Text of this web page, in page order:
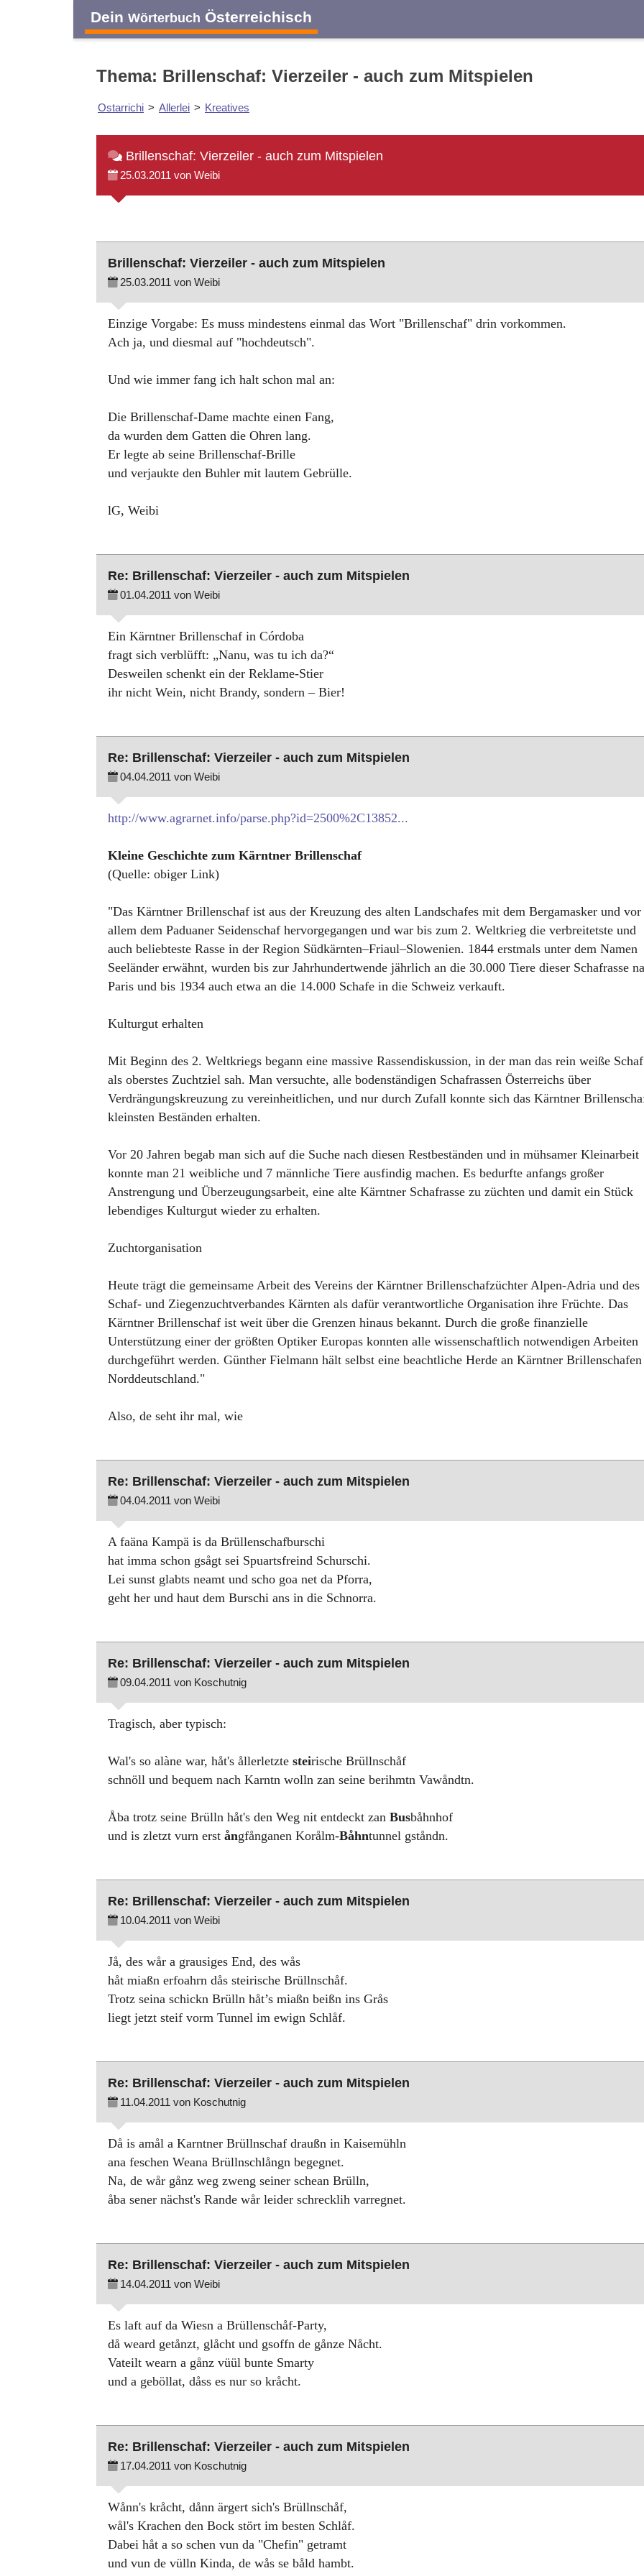
Dein Wörterbuch Österreichisch
Thema: Brillenschaf: Vierzeiler - auch zum Mitspielen
Ostarrichi > Allerlei > Kreatives
Brillenschaf: Vierzeiler - auch zum Mitspielen
25.03.2011 von Weibi
Brillenschaf: Vierzeiler - auch zum Mitspielen
25.03.2011 von Weibi
Einzige Vorgabe: Es muss mindestens einmal das Wort "Brillenschaf" drin vorkommen.
Ach ja, und diesmal auf "hochdeutsch".
Und wie immer fang ich halt schon mal an:
Die Brillenschaf-Dame machte einen Fang,
da wurden dem Gatten die Ohren lang.
Er legte ab seine Brillenschaf-Brille
und verjaukte den Buhler mit lautem Gebrülle.
lG, Weibi
Re: Brillenschaf: Vierzeiler - auch zum Mitspielen
01.04.2011 von Weibi
Ein Kärntner Brillenschaf in Córdoba
fragt sich verblüfft: „Nanu, was tu ich da?“
Desweilen schenkt ein der Reklame-Stier
ihr nicht Wein, nicht Brandy, sondern – Bier!
Re: Brillenschaf: Vierzeiler - auch zum Mitspielen
04.04.2011 von Weibi
http://www.agrarnet.info/parse.php?id=2500%2C13852...
Kleine Geschichte zum Kärntner Brillenschaf
(Quelle: obiger Link)
"Das Kärntner Brillenschaf ist aus der Kreuzung des alten Landschafes mit dem Bergamasker und vor
allem dem Paduaner Seidenschaf hervorgegangen und war bis zum 2. Weltkrieg die verbreitetste und
auch beliebteste Rasse in der Region Südkärnten–Friaul–Slowenien. 1844 erstmals unter dem Namen
Seeländer erwähnt, wurden bis zur Jahrhundertwende jährlich an die 30.000 Tiere dieser Schafrasse
Paris und bis 1934 auch etwa an die 14.000 Schafe in die Schweiz verkauft.
Kulturgut erhalten
Mit Beginn des 2. Weltkriegs begann eine massive Rassendiskussion, in der man das rein weiße Schaf
als oberstes Zuchtziel sah. Man versuchte, alle bodenständigen Schafrassen Österreichs über
Verdrängungskreuzung zu vereinheitlichen, und nur durch Zufall konnte sich das Kärntner
kleinsten Beständen erhalten.
Vor 20 Jahren begab man sich auf die Suche nach diesen Restbeständen und in mühsamer Kleinarbeit
konnte man 21 weibliche und 7 männliche Tiere ausfindig machen. Es bedurfte anfangs großer
Anstrengung und Überzeugungsarbeit, eine alte Kärntner Schafrasse zu züchten und damit ein Stück
lebendiges Kulturgut wieder zu erhalten.
Zuchtorganisation
Heute trägt die gemeinsame Arbeit des Vereins der Kärntner Brillenschafzüchter Alpen-Adria und des
Schaf- und Ziegenzuchtverbandes Kärnten als dafür verantwortliche Organisation ihre Früchte. Das
Kärntner Brillenschaf ist weit über die Grenzen hinaus bekannt. Durch die große finanzielle
Unterstützung einer der größten Optiker Europas konnten alle wissenschaftlich notwendigen Arbeiten
durchgeführt werden. Günther Fielmann hält selbst eine beachtliche Herde an Kärntner
Norddeutschland."
Also, de seht ihr mal, wie
Re: Brillenschaf: Vierzeiler - auch zum Mitspielen
04.04.2011 von Weibi
A faäna Kampä is da Brüllenschafburschi
hat imma schon gsågt sei Spuartsfreind Schurschi.
Lei sunst glabts neamt und scho goa net da Pforra,
geht her und haut dem Burschi ans in die Schnorra.
Re: Brillenschaf: Vierzeiler - auch zum Mitspielen
09.04.2011 von Koschutnig
Tragisch, aber typisch:
Wal's so alàne war, håt's ållerletzte steirische Brüllnschåf
schnöll und bequem nach Karntn wolln zan seine berihmtn Vawåndtn.
Åba trotz seine Brülln håt's den Weg nit entdeckt zan Busbåhnhof
und is zletzt vurn erst ångfånganen Korålm-Båhntunnel gståndn.
Re: Brillenschaf: Vierzeiler - auch zum Mitspielen
10.04.2011 von Weibi
Jå, des wår a grausiges End, des wås
håt miaßn erfoahrn dås steirische Brüllnschåf.
Trotz seina schickn Brülln håt’s miaßn beißn ins Grås
liegt jetzt steif vorm Tunnel im ewign Schlåf.
Re: Brillenschaf: Vierzeiler - auch zum Mitspielen
11.04.2011 von Koschutnig
Då is amål a Karntner Brüllnschaf draußn in Kaisemühln
ana feschen Weana Brüllnschlångn begegnet.
Na, de wår gånz weg zweng seiner schean Brülln,
åba sener nächst's Rande wår leider schrecklih varregnet.
Re: Brillenschaf: Vierzeiler - auch zum Mitspielen
14.04.2011 von Weibi
Es laft auf da Wiesn a Brüllenschåf-Party,
då weard getånzt, glåcht und gsoffn de gånze Nåcht.
Vateilt wearn a gånz vüül bunte Smarty
und a geböllat, dåss es nur so kråcht.
Re: Brillenschaf: Vierzeiler - auch zum Mitspielen
17.04.2011 von Koschutnig
Wånn's kråcht, dånn ärgert sich's Brüllnschåf,
wål's Krachen den Bock stört im besten Schlåf.
Dabei håt a so schen vun da "Chefin" getramt
und vun de vülln Kinda, de wås se båld hambt.